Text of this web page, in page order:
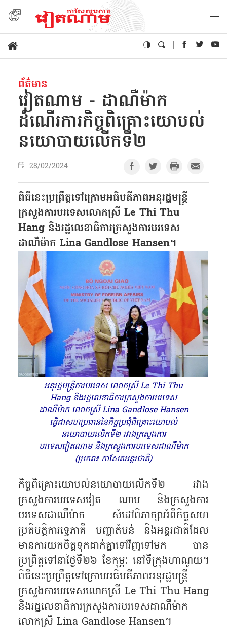
ព័ត៌មាន
វៀតណាម - ដាណឺម៉ាក
ដំណើរការកិច្ចពិគ្រោះយោបល់
នយោបាយលើកទី២
28/02/2024
ពិធីនេះប្រព្រឹត្តទៅក្រោមអធិបតីភាពអនុរដ្ឋមន្ត្រី
ក្រសួងការបរទេសលោកស្រី Le Thi Thu
Hang និងរដ្ឋលេខាធិការក្រសួងការបរទេស
ដាណឺម៉ាក Lina Gandlose Hansen។
អនុរដ្ឋមន្ត្រីការបរទេស លោកស្រី Le Thi Thu
Hang និងរដ្ឋលេខាធិការក្រសួងការបរទេស
ដាណឺម៉ាក លោកស្រី Lina Gandlose Hansen
ធ្វើជាសហប្រធាននៃកិច្ចប្រជុំពិគ្រោះយោបល់
នយោបាយលើកទី២ រវាងក្រសួងការ
បរទេសវៀតណាម និងក្រសួងការបរទេសដាណឺម៉ាក
(ប្រភព៖ កាសែតអន្តរជាតិ)
កិច្ចពិគ្រោះយោបល់នយោបាយលើកទី២ រវាង
ក្រសួងការបរទេសវៀត ណាម និងក្រសួងការ
បរទេសដាណឺម៉ាក សំដៅពិភាក្សាអំពីកិច្ចសហ
ប្រតិបត្តិការទ្វេភាគី បញ្ហាតំបន់ និងអន្តរជាតិដែល
មានការយកចិត្តទុកដាក់គ្នាទៅវិញទៅមក បាន
ប្រព្រឹត្តទៅនាថ្ងៃទី២៦ ខែកុម្ភៈ នៅទីក្រុងហាណូយ។
ពិធីនេះប្រព្រឹត្តទៅក្រោមអធិបតីភាពអនុរដ្ឋមន្ត្រី
ក្រសួងការបរទេសលោកស្រី Le Thi Thu Hang
និងរដ្ឋលេខាធិការក្រសួងការបរទេសដាណឺម៉ាក
លោកស្រី Lina Gandlose Hansen។